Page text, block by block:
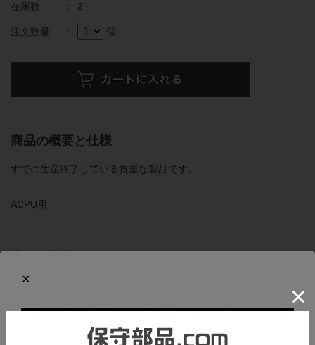
在庫数 : 2
注文数量 : 個
商品の概要と仕様
すでに生産終了している貴重な製品です。
ACPU用
製造年：2001年
は非常に綺麗な状態です。 長期保管品によく見られるボタンの劣